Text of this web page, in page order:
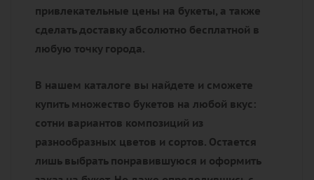
привлекательные цены на букеты, а также
сделать доставку абсолютно бесплатной в
любую точку города.
В нашем каталоге вы найдете и сможете
купить множество букетов на любой вкус:
сотни вариантов композиций из
разнообразных цветов и сортов. Остается
лишь выбрать понравившуюся и оформить